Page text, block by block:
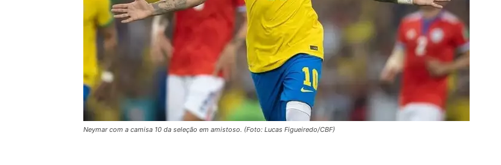
Neymar com a camisa 10 da seleção em amistoso. (Foto: Lucas Figueiredo/CBF)